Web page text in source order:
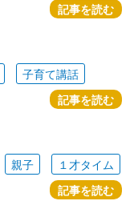
記事を読む
子育て講話
記事を読む
親子 １才タイム
記事を読む